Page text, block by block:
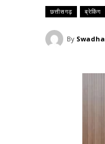
छत्तीसगढ़ ब्रेकिंग
By Swadha